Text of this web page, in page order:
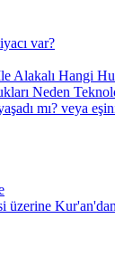
var?
Alakalı Hangi
Neden
mı? veya